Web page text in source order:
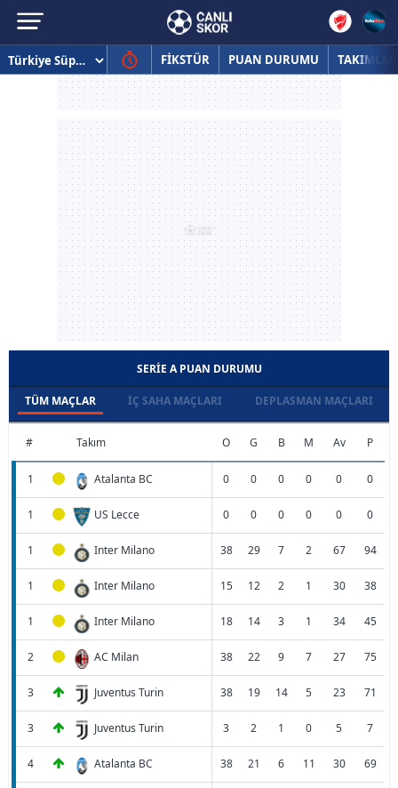
FİKSTÜR PUAN DURUMU TAKIMLAR
SERIE A PUAN DURUMU
TÜM MAÇLAR İÇ SAHA MAÇLARI DEPLASMAN MAÇLARI
# Takım O G B M Av P
1 Atalanta BC 0 0 0 0 0 0
1 US Lecce 0 0 0 0 0 0
1 Inter Milano 38 29 7 2 67 94
1 Inter Milano 15 12 2 1 30 38
1 Inter Milano 18 14 3 1 34 45
2 AC Milan 38 22 9 7 27 75
3 Juventus Turin 38 19 14 5 23 71
3 Juventus Turin 3 2 1 0 5 7
4 Atalanta BC 38 21 6 11 30 69